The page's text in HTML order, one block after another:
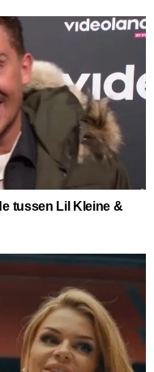
tussen Lil Kleine &